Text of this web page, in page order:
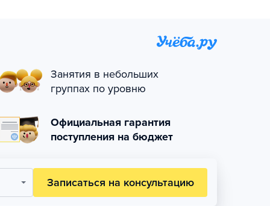
Занятия в небольших
группах по уровню
Официальная гарантия
поступления на бюджет
Записаться на консультацию